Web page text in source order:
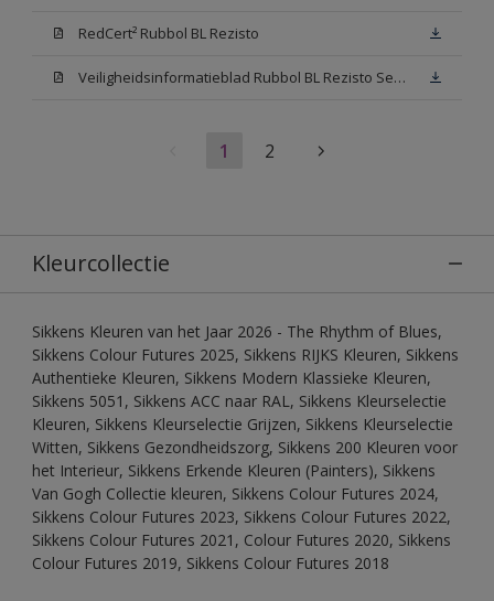
RedCert² Rubbol BL Rezisto
Veiligheidsinformatieblad Rubbol BL Rezisto Semi-Gloss N00 (MSDS)
1 2
Kleurcollectie
Sikkens Kleuren van het Jaar 2026 - The Rhythm of Blues,
Sikkens Colour Futures 2025, Sikkens RIJKS Kleuren, Sikkens
Authentieke Kleuren, Sikkens Modern Klassieke Kleuren,
Sikkens 5051, Sikkens ACC naar RAL, Sikkens Kleurselectie
Kleuren, Sikkens Kleurselectie Grijzen, Sikkens Kleurselectie
Witten, Sikkens Gezondheidszorg, Sikkens 200 Kleuren voor
het Interieur, Sikkens Erkende Kleuren (Painters), Sikkens
Van Gogh Collectie kleuren, Sikkens Colour Futures 2024,
Sikkens Colour Futures 2023, Sikkens Colour Futures 2022,
Sikkens Colour Futures 2021, Colour Futures 2020, Sikkens
Colour Futures 2019, Sikkens Colour Futures 2018